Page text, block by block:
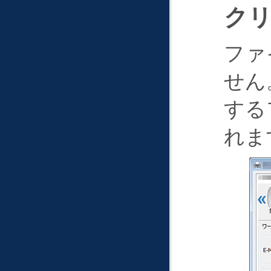
ク
フ
せん
す
れ